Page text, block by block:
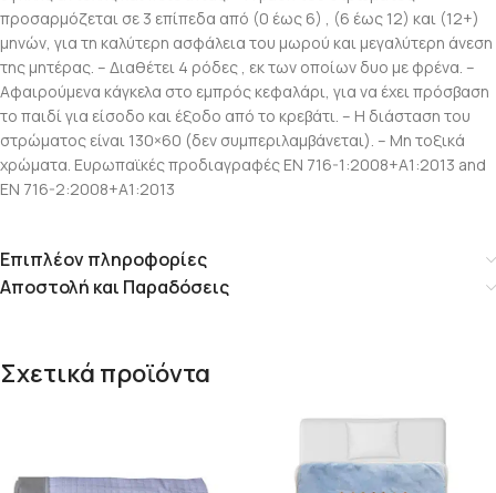
προσαρμόζεται σε 3 επίπεδα από (0 έως 6) , (6 έως 12) και (12+)
μηνών, για τη καλύτερη ασφάλεια του μωρού και μεγαλύτερη άνεση
της μητέρας. – Διαθέτει 4 ρόδες , εκ των οποίων δυο με φρένα. –
Αφαιρούμενα κάγκελα στο εμπρός κεφαλάρι, για να έχει πρόσβαση
το παιδί για είσοδο και έξοδο από το κρεβάτι. – H διάσταση του
στρώματος είναι 130×60 (δεν συμπεριλαμβάνεται). – Μη τοξικά
χρώματα. Ευρωπαϊκές προδιαγραφές EN 716-1:2008+A1:2013 and
EN 716-2:2008+A1:2013
Επιπλέον πληροφορίες
Αποστολή και Παραδόσεις
Σχετικά προϊόντα